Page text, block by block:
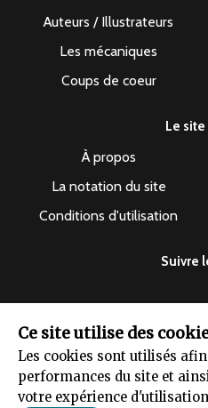
Ce site utilise des
Les cookies sont utilisés
performances du site et
votre expérience
Auteurs / Illustrateurs
Les mécaniques
Coups de coeur
Le
À propos
La notation du site
Conditions d'utilisation
Suivre
Le dépuncheur ©2019-